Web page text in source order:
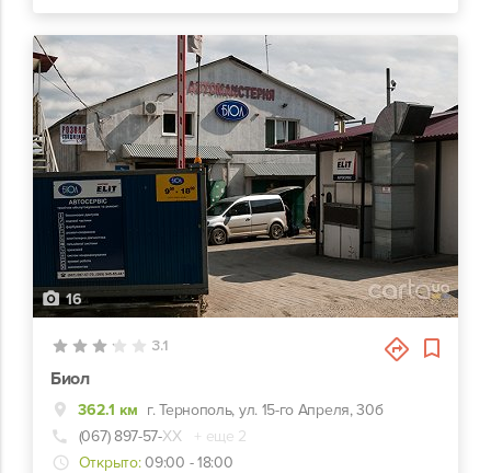
16
3.1
Биол
362.1 км г. Тернополь, ул. 15-го Апреля, 30б
(067) 897-57-ХХ
+ еще 2
Открыто: 09:00 - 18:00